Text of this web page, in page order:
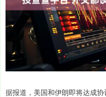
据报道，美国和伊朗即将达成